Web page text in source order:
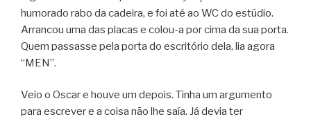
humorado rabo da cadeira, e foi até ao WC do estúdio.
Arrancou uma das placas e colou-a por cima da sua porta.
Quem passasse pela porta do escritório dela, lia agora
“MEN”.
Veio o Oscar e houve um depois. Tinha um argumento
para escrever e a coisa não lhe saía. Já devia ter